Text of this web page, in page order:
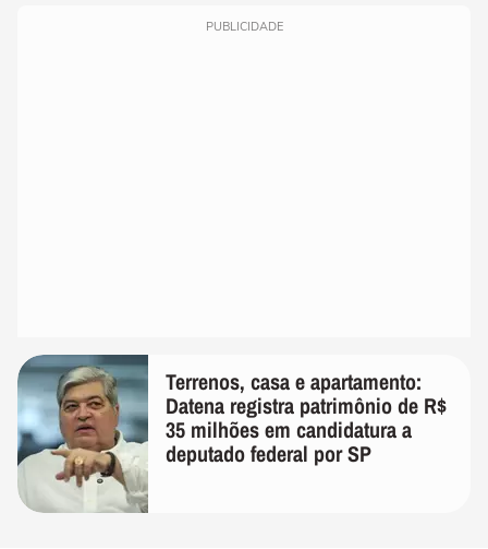
PUBLICIDADE
Terrenos, casa e apartamento:
Datena registra patrimônio de R$
35 milhões em candidatura a
deputado federal por SP